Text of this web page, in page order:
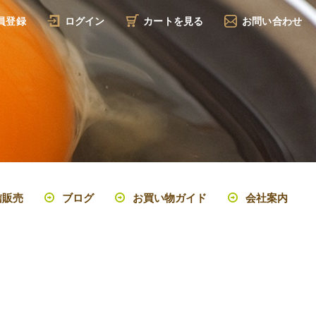
登録 ログイン カートを見る お問い合わせ
売 ブログ お買い物ガイド 会社案内